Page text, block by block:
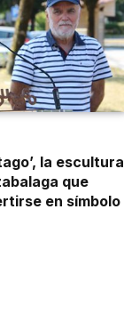
la escultura
que
en símbolo